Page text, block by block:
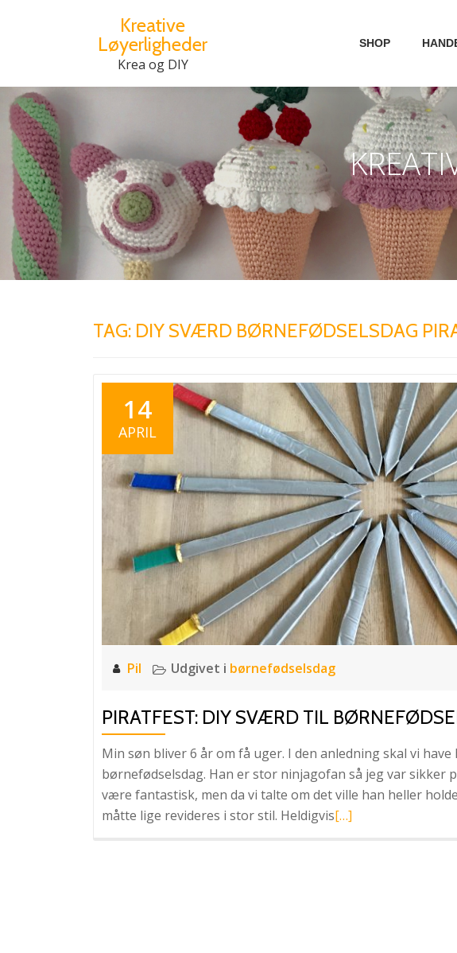
indhold
Kreative
Løyerligheder
Krea og DIY
SHOP
TAG: DIY SVÆRD BØRNEFØDSELSDAG
14
APRIL
Pil Udgivet i børnefødselsdag
PIRATFEST: DIY SVÆRD TIL
Min søn bliver 6 år om få uger. I den anledning skal vi have
børnefødselsdag. Han er stor ninjagofan så jeg var sikker
være fantastisk, men da vi talte om det ville han heller
måtte lige revideres i stor stil. HeldigvisLæs
[…]